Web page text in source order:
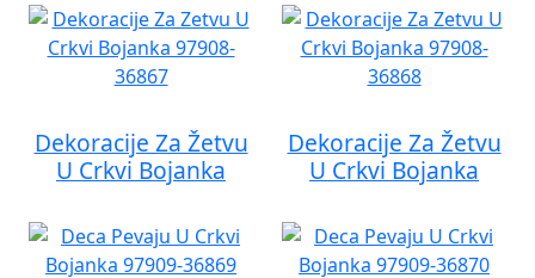
Dekoracije Za Žetvu
U Crkvi Bojanka
Dekoracije Za Žetvu
U Crkvi Bojanka